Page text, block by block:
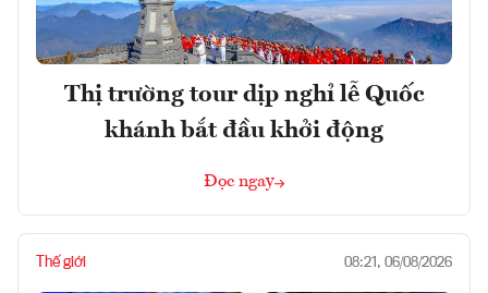
Thị trường tour dịp nghỉ lễ Quốc
khánh bắt đầu khởi động
Đọc ngay
Thế giới 08:21, 06/08/2026